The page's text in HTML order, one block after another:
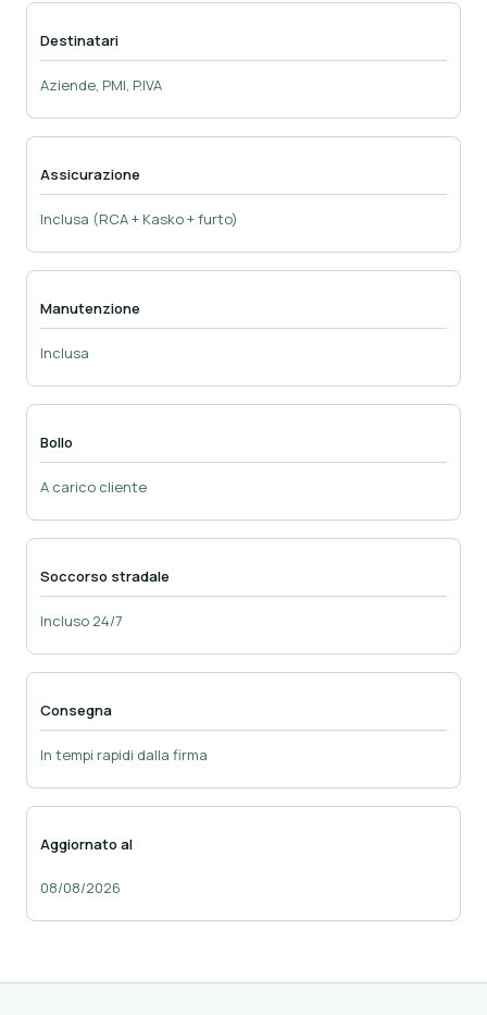
Destinatari
Aziende, PMI, P.IVA
Assicurazione
Inclusa (RCA + Kasko + furto)
Manutenzione
Inclusa
Bollo
A carico cliente
Soccorso stradale
Incluso 24/7
Consegna
In tempi rapidi dalla firma
Aggiornato al
08/08/2026